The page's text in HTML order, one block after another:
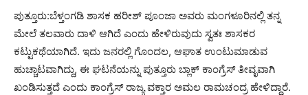
ಪುತ್ತೂರು:ಬೆಳ್ತಂಗಡಿ ಶಾಸಕ ಹರೀಶ್ ಪೂಂಜಾ ಅವರು ಮಂಗಳೂರಿನಲ್ಲಿ ತನ್ನ
ಮೇಲೆ ತಲವಾರು ದಾಳಿ ಆಗಿದೆ ಎಂದು ಹೇಳಿರುವುದು ಸ್ವತಃ ಶಾಸಕರ
ಕಟ್ಟುಕಥೆಯಾಗಿದೆ. ಇದು ಜನರಲ್ಲಿ ಗೊಂದಲ, ಆಘಾತ ಉಂಟುಮಾಡುವ
ಹುಚ್ಚಾಟವಾಗಿದ್ದು, ಈ ಘಟನೆಯನ್ನು ಪುತ್ತೂರು ಬ್ಲಾಕ್ ಕಾಂಗ್ರೆಸ್ ತೀವೃವಾಗಿ
ಖಂಡಿಸುತ್ತದೆ ಎಂದು ಕಾಂಗ್ರೆಸ್ ರಾಜ್ಯ ವಕ್ತಾರ ಅಮಲ ರಾಮಚಂದ್ರ ಹೇಳಿದ್ದಾರೆ.